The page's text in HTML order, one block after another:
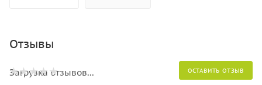
Отзывы
ОСТАВИТЬ ОТЗЫВ
Загрузка отзывов...